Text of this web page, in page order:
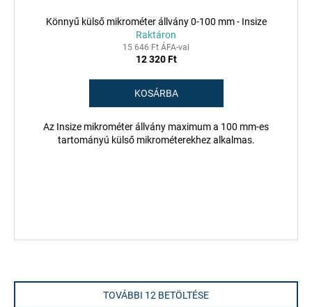
Könnyű külső mikrométer állvány 0-100 mm - Insize
Raktáron
15 646 Ft ÁFA-val
12 320 Ft
KOSÁRBA
Az Insize mikrométer állvány maximum a 100 mm-es
tartományú külső mikrométerekhez alkalmas.
TOVÁBBI 12 BETÖLTÉSE